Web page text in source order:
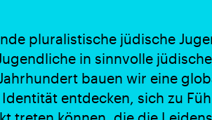
pluralistische jüdische
in sinnvolle
bauen wir eine
entdecken, sich zu